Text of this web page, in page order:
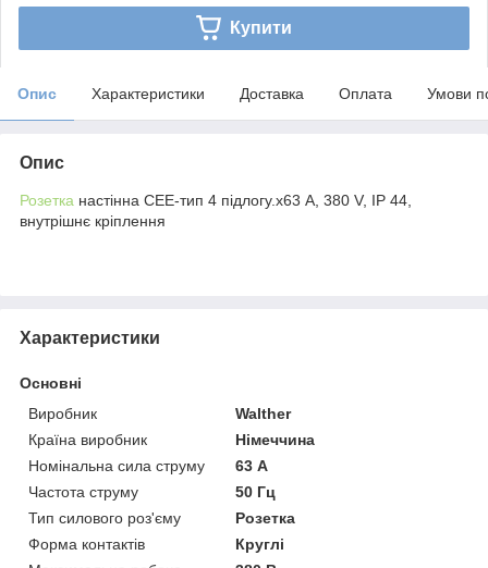
Купити
Опис Характеристики Доставка Оплата Умови
Опис
Розетка настінна СЕЕ-тип 4 підлогу.х63 А, 380 V, IP 44,
внутрішнє кріплення
Характеристики
Основні
Виробник
Walther
Країна виробник
Німеччина
Номінальна сила струму
63 А
Частота струму
50 Гц
Тип силового роз'єму
Розетка
Форма контактів
Круглі